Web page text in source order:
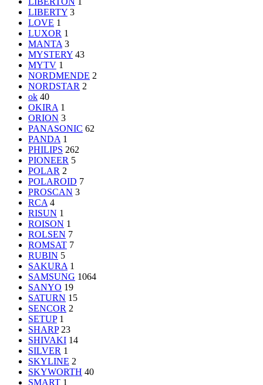
LIBERTY 3
LOVE 1
LUXOR 1
MANTA 3
MYSTERY 43
MYTV 1
NORDMENDE 2
NORDSTAR 2
ok 40
OKIRA 1
ORION 3
PANASONIC 62
PANDA 1
PHILIPS 262
PIONEER 5
POLAR 2
POLAROID 7
PROSCAN 3
RCA 4
RISUN 1
ROISON 1
ROLSEN 7
ROMSAT 7
RUBIN 5
SAKURA 1
SAMSUNG 1064
SANYO 19
SATURN 15
SENCOR 2
SETUP 1
SHARP 23
SHIVAKI 14
SILVER 1
SKYLINE 2
SKYWORTH 40
SMART 1